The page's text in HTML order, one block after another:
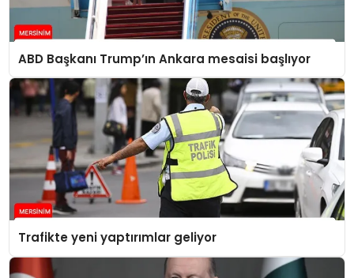
ABD Başkanı Trump’ın Ankara mesaisi başlıyor
Trafikte yeni yaptırımlar geliyor